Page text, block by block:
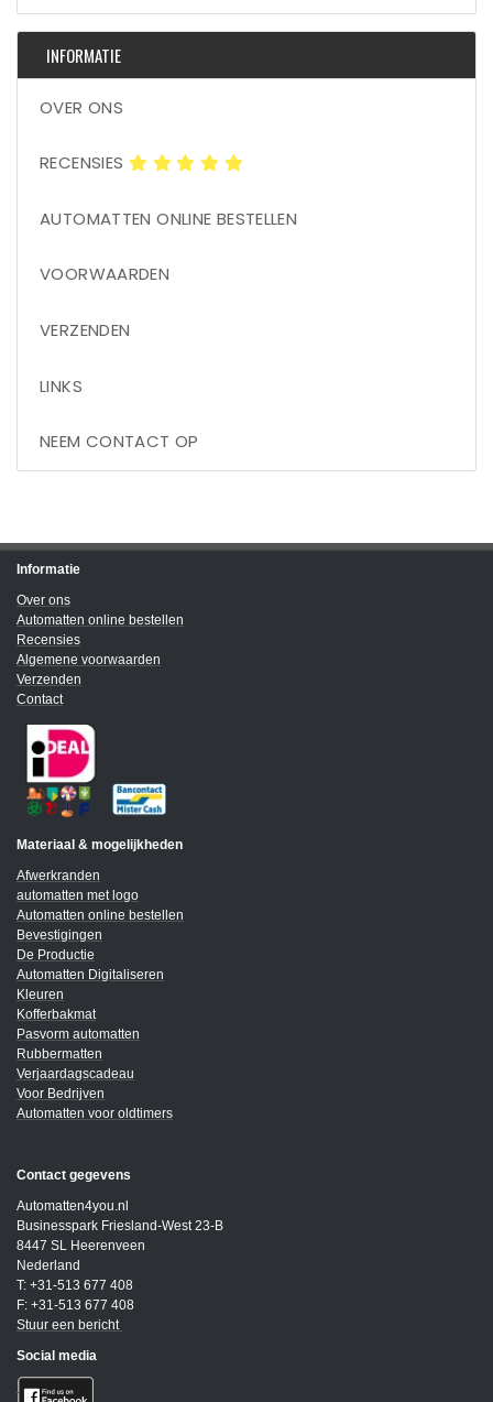
INFORMATIE
OVER ONS
RECENSIES
AUTOMATTEN ONLINE BESTELLEN
VOORWAARDEN
VERZENDEN
LINKS
NEEM CONTACT OP
Informatie
Over ons
Automatten online bestellen
Recensies
Algemene voorwaarden
Verzenden
Contact
Materiaal & mogelijkheden
Afwerkranden
automatten met logo
Automatten online bestellen
Bevestigingen
De Productie
Automatten Digitaliseren
Kleuren
Kofferbakmat
Pasvorm automatten
Rubbermatten
Verjaardagscadeau
Voor Bedrijven
Automatten voor oldtimers
Contact gegevens
Automatten4you.nl
Businesspark Friesland-West 23-B
8447 SL Heerenveen
Nederland
T: +31-513 677 408
F: +31-513 677 408
Stuur een bericht
Social media